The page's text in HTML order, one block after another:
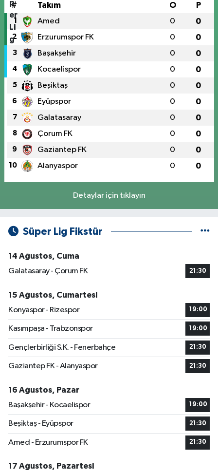
# Takım O P
1 Amed 0 0
2 Erzurumspor FK 0 0
3 Başakşehir 0 0
4 Kocaelispor 0 0
5 Beşiktaş 0 0
6 Eyüpspor 0 0
7 Galatasaray 0 0
8 Çorum FK 0 0
9 Gaziantep FK 0 0
10 Alanyaspor 0 0
Detaylar için tıklayın
Süper Lig Fikstür
14 Ağustos, Cuma
Galatasaray - Çorum FK
21:30
15 Ağustos, Cumartesi
Konyaspor - Rizespor
19:00
Kasımpaşa - Trabzonspor 19:00
Gençlerbirliği S.K. - Fenerbahçe 21:30
Gaziantep FK - Alanyaspor 21:30
16 Ağustos, Pazar
Başakşehir - Kocaelispor
19:00
Beşiktaş - Eyüpspor 21:30
Amed - Erzurumspor FK 21:30
17 Ağustos, Pazartesi